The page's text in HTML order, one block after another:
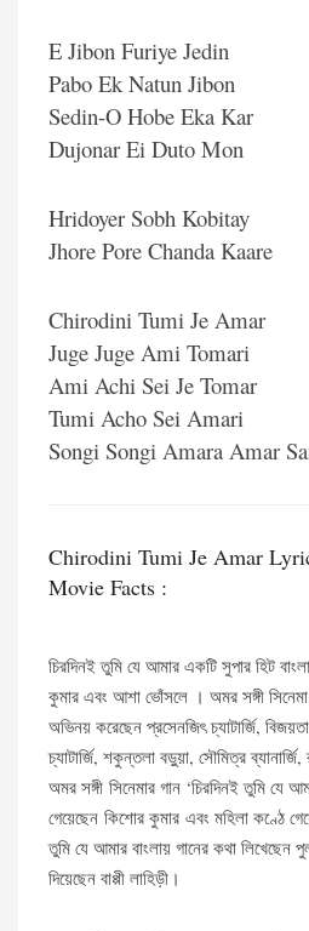
E Jibon Furiye Jedin
Pabo Ek Natun Jibon
Sedin-O Hobe Eka Kar
Dujonar Ei Duto Mon
Hridoyer Sobh Kobitay
Jhore Pore Chanda Kaare
Chirodini Tumi Je Amar
Juge Juge Ami Tomari
Ami Achi Sei Je Tomar
Tumi Acho Sei Amari
Songi Songi Amara Amar
Chirodini Tumi Je Amar
Movie Facts :
চিরদিনই তুমি যে আমার একটি সুপার হিট
কুমার এবং আশা ভোঁসলে । অমর সঙ্গী
অভিনয় করেছেন প্রসেনজিৎ চ্যাটার্জি,
চ্যাটার্জি, শকুন্তলা বড়ুয়া, সৌমিত্র
অমর সঙ্গী সিনেমার গান ‘চিরদিনই তুমি যে
গেয়েছেন কিশোর কুমার এবং মহিলা কণ্ঠে
তুমি যে আমার বাংলায় গানের কথা লিখেছেন
দিয়েছেন বাপ্পী লাহিড়ী।